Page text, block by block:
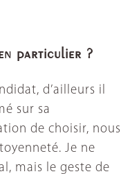
particulier ?
d’ailleurs il
sur sa
de choisir, nous
Je ne
mais le geste de